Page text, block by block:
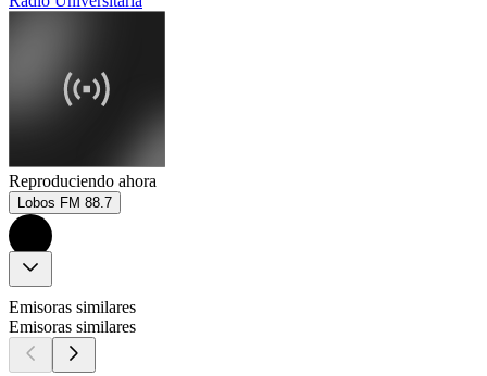
Reproduciendo ahora
Lobos FM 88.7
Emisoras similares
Emisoras similares